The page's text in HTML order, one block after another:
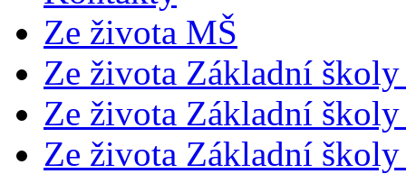
Ze života MŠ
Ze života Základní
Ze života Základní
Ze života Základní